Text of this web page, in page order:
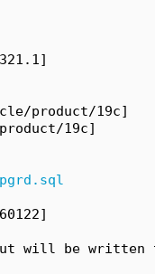
product/19c]
19c]
will be written